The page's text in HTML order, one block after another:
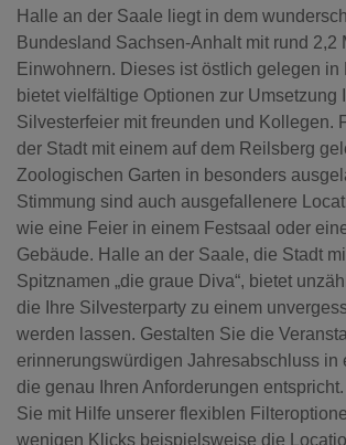
Halle an der Saale liegt in dem
Bundesland Sachsen-Anhalt mit rund 2,2
Einwohnern. Dieses ist östlich gelegen in
bietet vielfältige Optionen zur Umsetzung
Silvesterfeier mit freunden und Kollegen.
der Stadt mit einem auf dem Reilsberg
Zoologischen Garten in besonders
Stimmung sind auch ausgefallenere
wie eine Feier in einem Festsaal oder
Gebäude. Halle an der Saale, die Stadt
Spitznamen „die graue Diva“, bietet
die Ihre Silvesterparty zu einem
werden lassen. Gestalten Sie die
erinnerungswürdigen Jahresabschluss in
die genau Ihren Anforderungen
Sie mit Hilfe unserer flexiblen
wenigen Klicks beispielsweise die